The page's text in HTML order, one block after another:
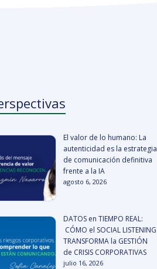
El valor de lo humano: La
autenticidad es la estrategia
de comunicación definitiva
frente a la IA
agosto 6, 2026
DATOS en TIEMPO REAL:
CÓMO el SOCIAL LISTENING
TRANSFORMA la GESTIÓN
de CRISIS CORPORATIVAS
julio 16, 2026